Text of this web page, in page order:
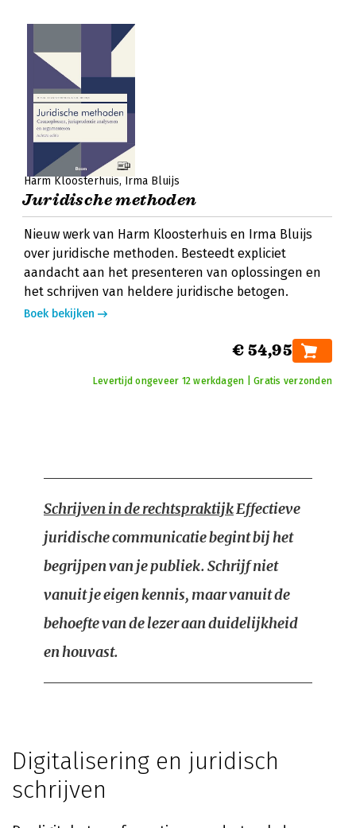
Harm Kloosterhuis Irma Bluijs
Juridische methoden
Nieuw werk van Harm Kloosterhuis en Irma Bluijs
over juridische methoden. Besteedt expliciet
aandacht aan het presenteren van oplossingen en
het schrijven van heldere juridische betogen.
Boek bekijken
€ 54,95
Levertijd ongeveer 12 werkdagen | Gratis verzonden
Schrijven in de rechtspraktijkEffectieve
juridische communicatie begint bij het
begrijpen van je publiek. Schrijf niet
vanuit je eigen kennis, maar vanuit de
behoefte van de lezer aan duidelijkheid
en houvast.
Digitalisering en juridisch
schrijven